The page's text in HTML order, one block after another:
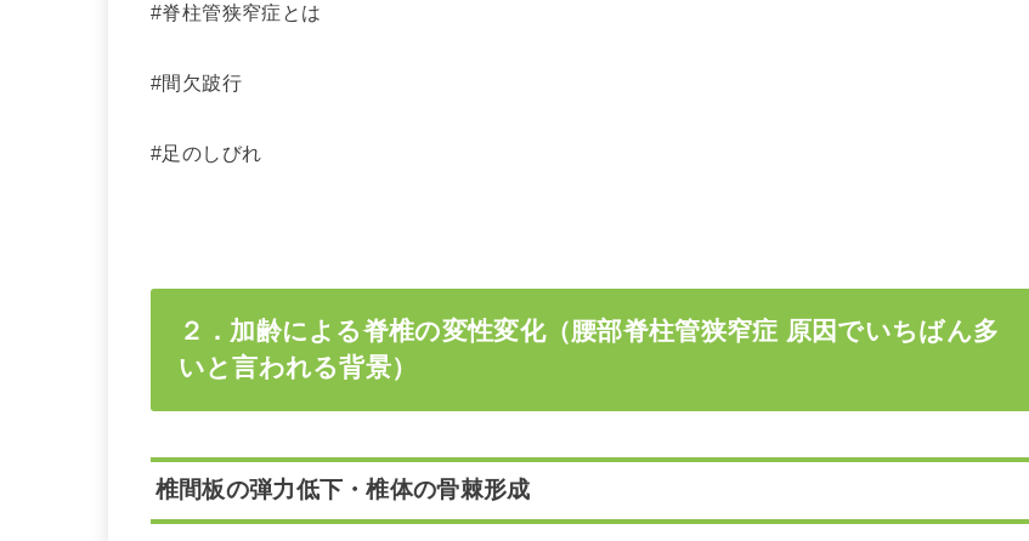
#脊柱管狭窄症とは
#間欠跛行
#足のしびれ
２．加齢による脊椎の変性変化（腰部脊柱管狭窄症 原因でいちばん多
いと言われる背景）
椎間板の弾力低下・椎体の骨棘形成